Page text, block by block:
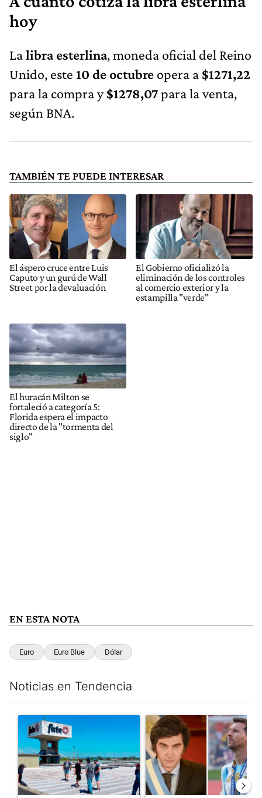
hoy
Lalibra esterlina, moneda oficial del Reino
Unido, este 10 de octubre opera a $1271,22
para la compra y$1278,07para la venta,
según BNA.
TAMBIÉN TE PUEDE INTERESAR
El áspero cruce entre Luis
Caputo y un gurú de Wall
Street por la devaluación
El Gobierno oficializó la
eliminación de los controles
al comercio exterior y la
estampilla "verde"
El huracán Milton se
fortaleció a categoría 5:
Florida espera el impacto
directo de la "tormenta del
siglo"
EN ESTA NOTA
Euro Euro Blue Dólar
Noticias en Tendencia
Un artículo de tendencia con el título "Récord histórico de
Un artículo de tendencia con